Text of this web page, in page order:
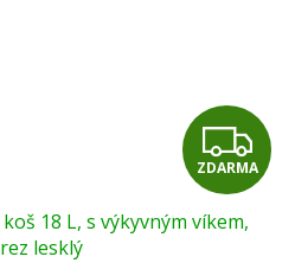
Z
D
ZDARMA
18 L, s výkyvným víkem,
lesklý